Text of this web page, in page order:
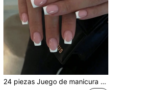
24 piezas Juego de manicura francesa blanca estilo chino en forma de A, adecuado para fiesta, baile y uso diario de uñas